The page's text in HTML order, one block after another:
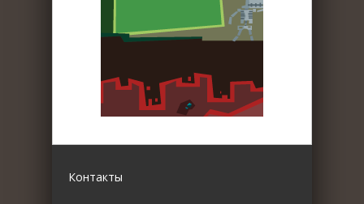
Контакты